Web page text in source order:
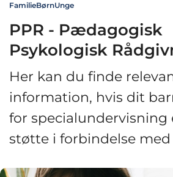
FamilieBørnUnge
PPR - Pædagogisk
Psykologisk
Her kan du finde
information, hvis dit
for specialundervisning
støtte i forbindelse